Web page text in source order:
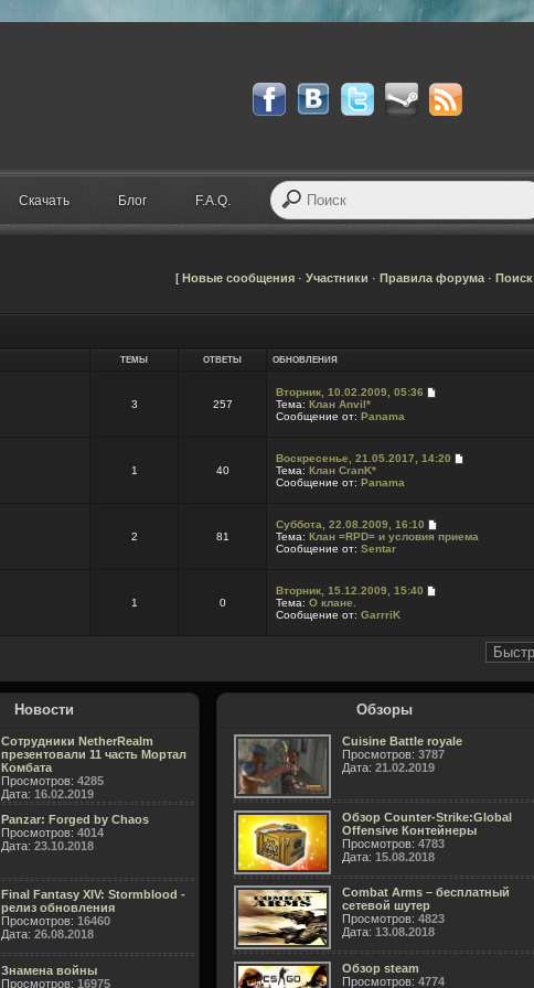
Скачать Блог F.A.Q.
[ Новые сообщения · Участники · Правила форума · Поиск
ТЕМЫ ОТВЕТЫ ОБНОВЛЕНИЯ
3 257
Вторник, 10.02.2009, 05:36
Тема: Клан Anvil*
Сообщение от: Panama
1 40
Воскресенье, 21.05.2017, 14:20
Тема: Клан CranK*
Сообщение от: Panama
2 81
Суббота, 22.08.2009, 16:10
Тема: Клан =RPD= и условия приема
Сообщение от: Sentar
1 0
Вторник, 15.12.2009, 15:40
Тема: О клане.
Сообщение от: GarrriK
Новости
Сотрудники NetherRealm
презентовали 11 часть Мортал
Комбата
Просмотров: 4285
Дата: 16.02.2019
Panzar: Forged by Chaos
Просмотров: 4014
Дата: 23.10.2018
Final Fantasy XIV: Stormblood -
релиз обновления
Просмотров: 16460
Дата: 26.08.2018
Знамена войны
Просмотров: 16975
Обзоры
Cuisine Battle royale
Просмотров: 3787
Дата: 21.02.2019
Обзор Counter-Strike:Global
Offensive Контейнеры
Просмотров: 4783
Дата: 15.08.2018
Combat Arms – бесплатный
сетевой шутер
Просмотров: 4823
Дата: 13.08.2018
Обзор steam
Просмотров: 4774